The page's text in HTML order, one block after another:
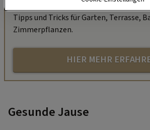
unserem kostenlosen WhatsApp-Kanal
Tipps und Tricks für Garten, Terrasse,
Zimmerpflanzen.
HIER MEHR
Gesunde Jause